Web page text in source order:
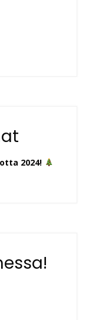
2024!